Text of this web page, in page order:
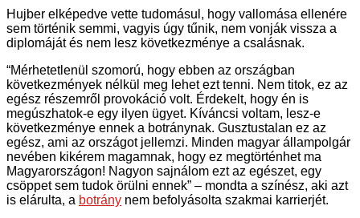
Hujber elképedve vette tudomásul, hogy vallomása ellenére
sem történik semmi, vagyis úgy tűnik, nem vonják vissza a
diplomáját és nem lesz következménye a csalásnak.
“Mérhetetlenül szomorú, hogy ebben az országban
következmények nélkül meg lehet ezt tenni. Nem titok, ez az
egész részemről provokáció volt. Érdekelt, hogy én is
megúszhatok-e egy ilyen ügyet. Kíváncsi voltam, lesz-e
következménye ennek a botránynak. Gusztustalan ez az
egész, ami az országot jellemzi. Minden magyar állampolgár
nevében kikérem magamnak, hogy ez megtörténhet ma
Magyarországon! Nagyon sajnálom ezt az egészet, egy
csöppet sem tudok örülni ennek” – mondta a színész, aki azt
is elárulta, a botrány nem befolyásolta szakmai karrierjét.